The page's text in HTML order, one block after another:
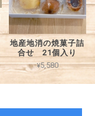
地産地消の焼菓子詰
合せ 21個入り
¥5,580